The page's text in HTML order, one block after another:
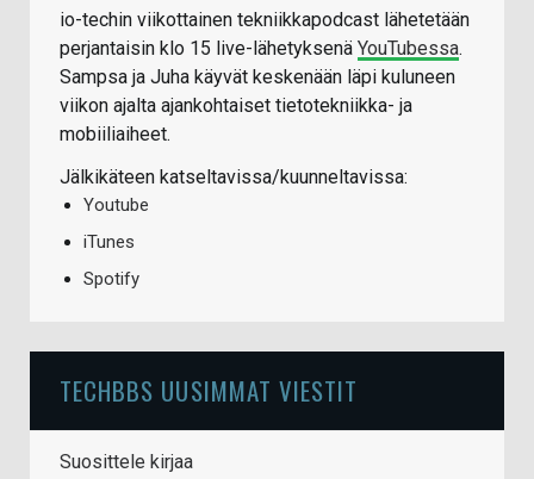
io-techin viikottainen tekniikkapodcast lähetetään
perjantaisin klo 15 live-lähetyksenä YouTubessa.
Sampsa ja Juha käyvät keskenään läpi kuluneen
viikon ajalta ajankohtaiset tietotekniikka- ja
mobiiliaiheet.
Jälkikäteen katseltavissa/kuunneltavissa:
Youtube
iTunes
Spotify
TECHBBS UUSIMMAT VIESTIT
Suosittele kirjaa